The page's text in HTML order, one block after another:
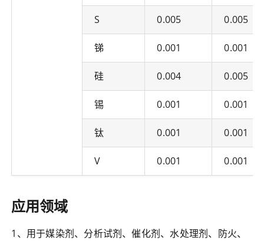
S 0.005 0.005
锑 0.001 0.001
硅 0.004 0.005
锡 0.001 0.001
钛 0.001 0.001
V 0.001 0.001
应用领域
1、用于媒染剂、分析试剂、催化剂、水处理剂、防火、